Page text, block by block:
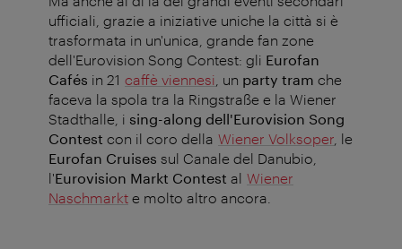
ufficiali, grazie a iniziative uniche la città si è
trasformata in un'unica, grande fan zone
dell'Eurovision Song Contest: gli Eurofan
Cafés in 21 caffè viennesi , un party tram che
faceva la spola tra la Ringstraße e la Wiener
Stadthalle, i sing-along dell'Eurovision Song
Contest con il coro della Wiener Volksoper , le
Eurofan Cruises sul Canale del Danubio,
l'Eurovision Markt Contest al Wiener
Naschmarkt e molto altro ancora.